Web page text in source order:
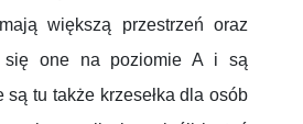
większą przestrzeń oraz
się one na poziomie A i są
są tu także krzesełka dla osób